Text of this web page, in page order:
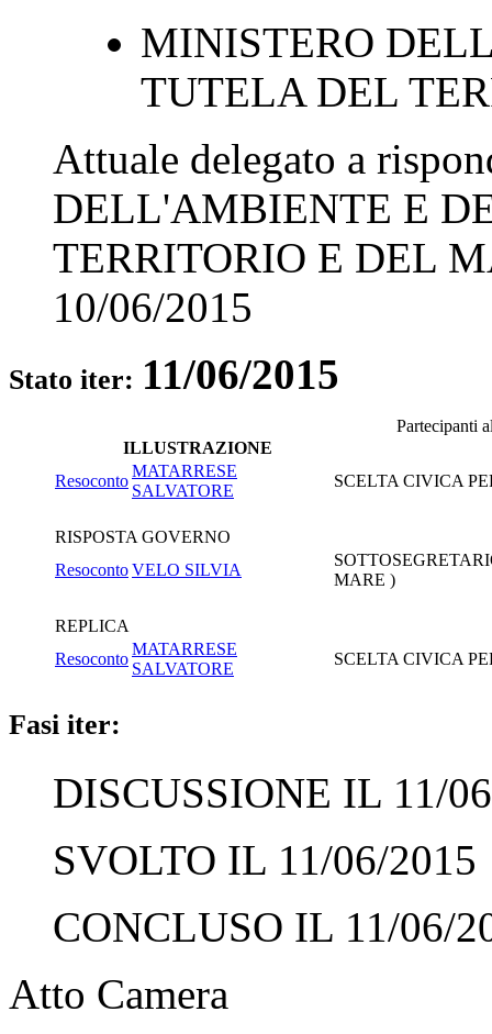
MINISTERO
TUTELA DEL
Attuale delegato a
DELL'AMBIENTE E
TERRITORIO E DEL
10/06/2015
Stato iter: 11/06/2015
Partecipanti
ILLUSTRAZIONE
Resoconto
MATARRESE
SALVATORE
SCELTA CIVICA
RISPOSTA GOVERNO
ResocontoVELO SILVIA
MARE )
REPLICA
Resoconto
MATARRESE
SALVATORE
SCELTA CIVICA
Fasi iter:
DISCUSSIONE IL 11/
SVOLTO IL 11/06/2015
CONCLUSO IL 11/06/
Atto Camera